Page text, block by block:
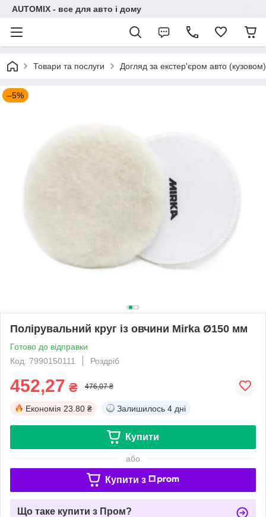
AUTOMIX - все для авто і дому
Товари та послуги Догляд за екстер'єром авто (кузовом)
–5%
Полірувальний круг із овчини Mirka Ø150 мм
Готово до відправки
Код: 7990150111
Роздріб
452,27 ₴ 476,07 ₴
Економія 23.80 ₴ Залишилось 4 дні
Купити
або
Купити з
Що таке купити з Пром?